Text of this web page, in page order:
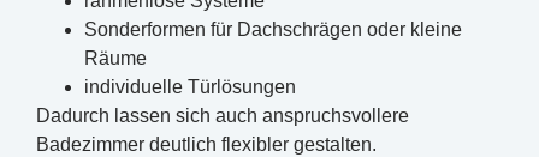
Sonderformen für Dachschrägen oder kleine
Räume
individuelle Türlösungen
Dadurch lassen sich auch anspruchsvollere
Badezimmer deutlich flexibler gestalten.